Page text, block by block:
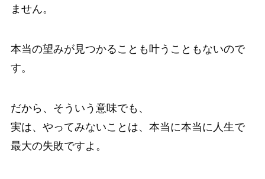
ません。
本当の望みが見つかることも叶うこともないので
す。
だから、そういう意味でも、
実は、やってみないことは、本当に本当に人生で
最大の失敗ですよ。